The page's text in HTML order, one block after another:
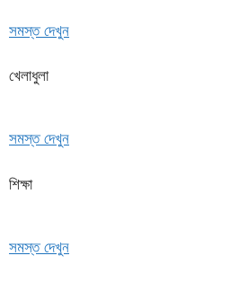
সমস্ত দেখুন
খেলাধুলা
সমস্ত দেখুন
শিক্ষা
সমস্ত দেখুন